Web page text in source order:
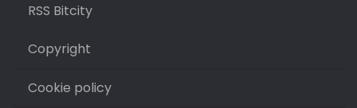
RSS Bitcity
Copyright
Cookie policy